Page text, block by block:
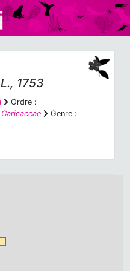
L., 1753
Ordre :
Caricaceae
Genre :